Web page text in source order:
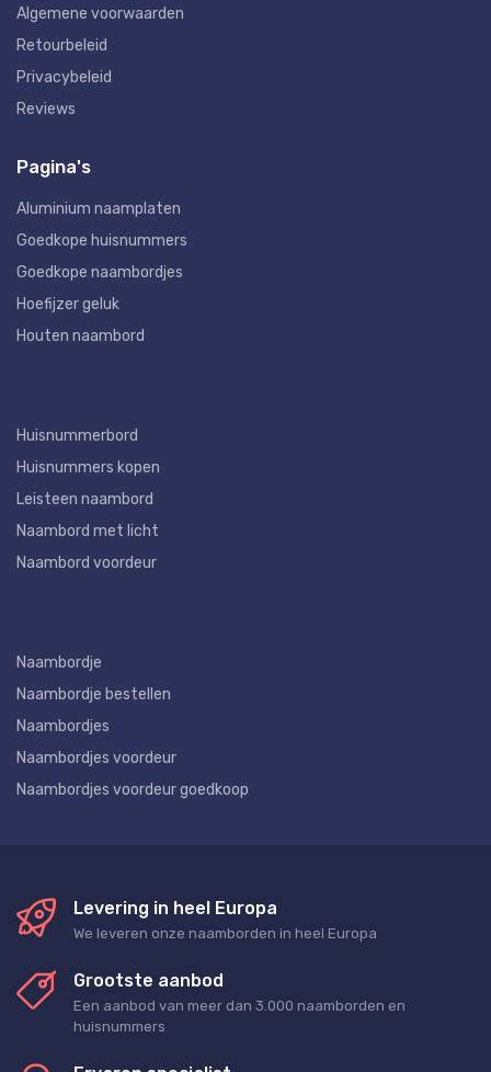
Algemene voorwaarden
Retourbeleid
Privacybeleid
Reviews
Pagina's
Aluminium naamplaten
Goedkope huisnummers
Goedkope naambordjes
Hoefijzer geluk
Houten naambord
Huisnummerbord
Huisnummers kopen
Leisteen naambord
Naambord met licht
Naambord voordeur
Naambordje
Naambordje bestellen
Naambordjes
Naambordjes voordeur
Naambordjes voordeur goedkoop
Levering in heel Europa
We leveren onze naamborden in heel Europa
Grootste aanbod
Een aanbod van meer dan 3.000 naamborden en
huisnummers